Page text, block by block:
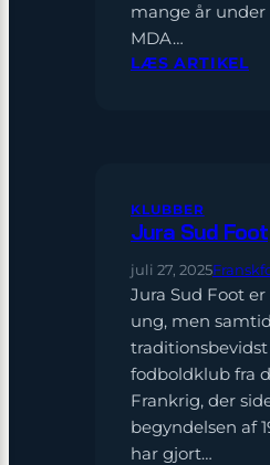
mange år
MDA…
LÆS ARTIKEL
KLUBBER
Jura Sud Foot
juli 27, 2025
Jura Sud Foot
ung, men
traditionsbevidst
fodboldklub fra
Frankrig, der
begyndelsen af
har gjort…